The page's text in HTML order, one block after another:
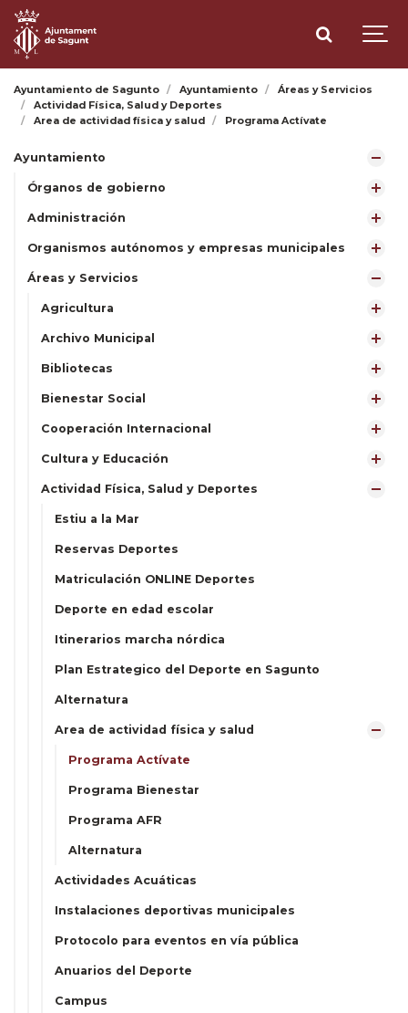
Ayuntamiento de Sagunto Ayuntamiento
Áreas y Servicios
Actividad Física, Salud y Deportes
Area de actividad física y salud
Programa Actívate
Ayuntamiento
Órganos de gobierno
Administración
Organismos autónomos y empresas municipales
Áreas y Servicios
Agricultura
Archivo Municipal
Bibliotecas
Bienestar Social
Cooperación Internacional
Cultura y Educación
Actividad Física, Salud y Deportes
Estiu a la Mar
Reservas Deportes
Matriculación ONLINE Deportes
Deporte en edad escolar
Itinerarios marcha nórdica
Plan Estrategico del Deporte en Sagunto
Alternatura
Area de actividad física y salud
Programa Actívate
Programa Bienestar
Programa AFR
Alternatura
Actividades Acuáticas
Instalaciones deportivas municipales
Protocolo para eventos en vía pública
Anuarios del Deporte
Campus